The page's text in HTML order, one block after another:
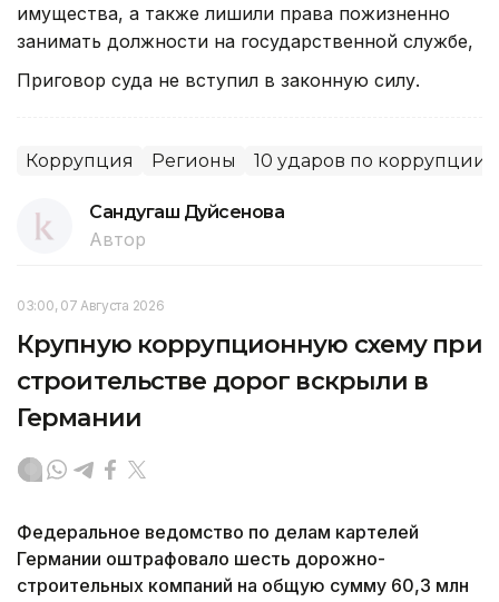
имущества, а также лишили права пожизненно
занимать должности на государственной службе,
Приговор суда не вступил в законную силу.
Коррупция Регионы 10 ударов по коррупции
Сандугаш Дуйсенова
Автор
03:00, 07 Августа 2026
Крупную коррупционную схему при
строительстве дорог вскрыли в
Германии
Федеральное ведомство по делам картелей
Германии оштрафовало шесть дорожно-
строительных компаний на общую сумму 60,3 млн